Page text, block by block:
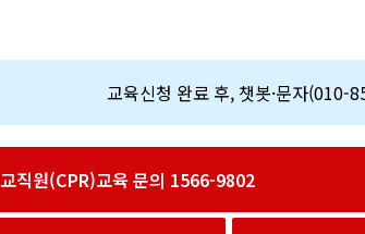
교육신청 완료 후, 챗봇·문자
교직원(CPR)교육 문의 1566-9802